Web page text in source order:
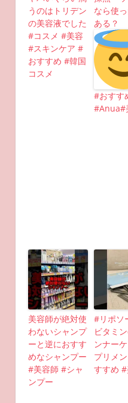
うのはトリデン
の美容液でした
#コスメ #美容
#スキンケア #
おすすめ #韓国
コスメ
なら使
ある？
#おすす
#Anua#
美容師が絶対使
わないシャンプ
ーと逆におすす
めなシャンプー
#美容師 #シャ
ンプー
#リポソ
ビタミ
ンナー
プリメ
すすめ